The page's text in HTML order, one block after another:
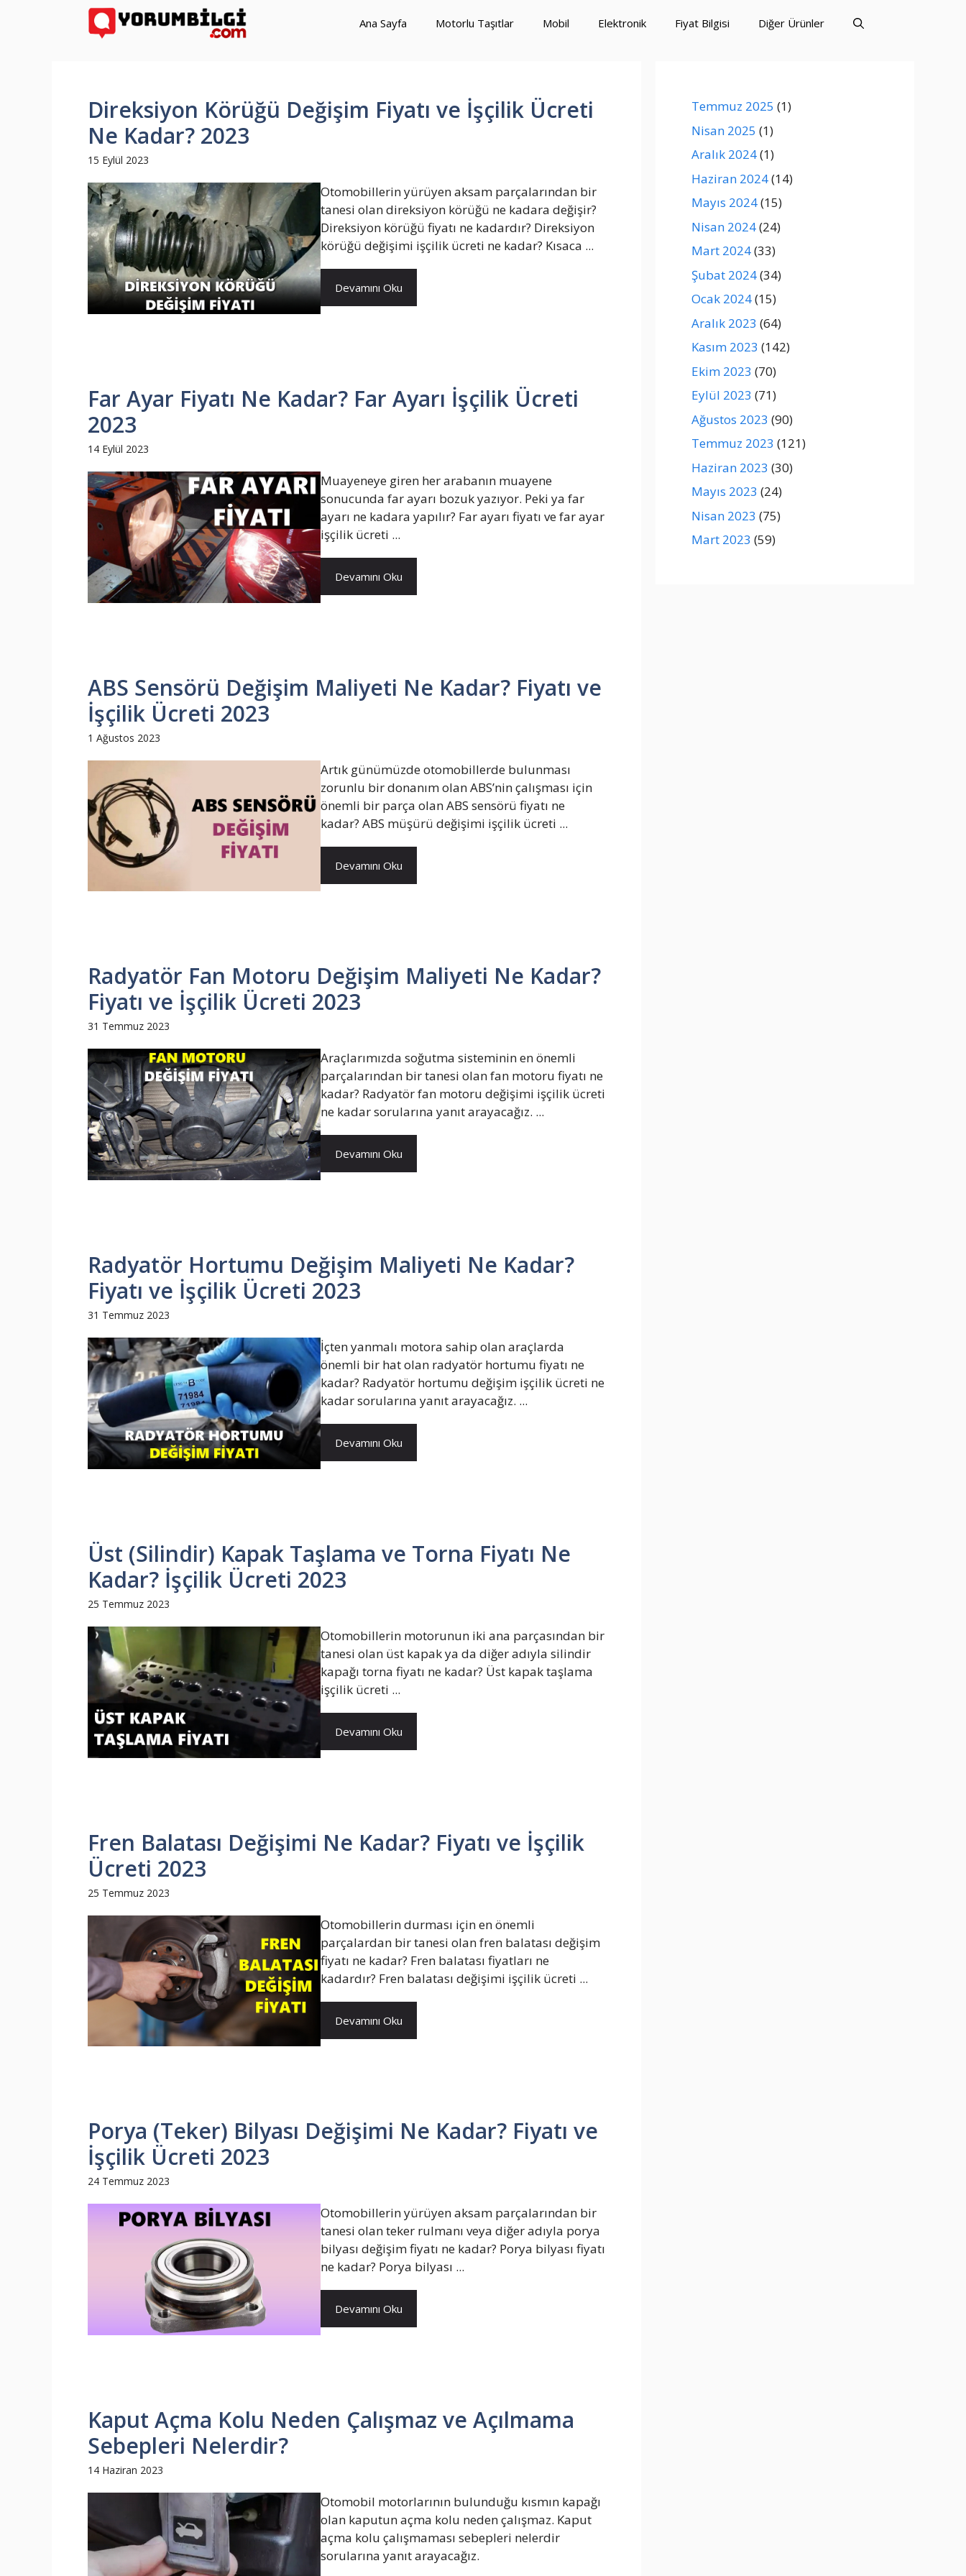
Ana Sayfa Motorlu Taşıtlar Mobil Elektronik Fiyat Bilgisi Diğer Ürünler
Direksiyon Körüğü Değişim Fiyatı ve İşçilik Ücreti
Ne Kadar? 2023
15 Eylül 2023
Otomobillerin yürüyen aksam parçalarından bir
tanesi olan direksiyon körüğü ne kadara değişir?
Direksiyon körüğü fiyatı ne kadardır? Direksiyon
körüğü değişimi işçilik ücreti ne kadar? Kısaca ...
Devamını Oku
Far Ayar Fiyatı Ne Kadar? Far Ayarı İşçilik Ücreti
2023
14 Eylül 2023
Muayeneye giren her arabanın muayene
sonucunda far ayarı bozuk yazıyor. Peki ya far
ayarı ne kadara yapılır? Far ayarı fiyatı ve far ayar
işçilik ücreti ...
Devamını Oku
ABS Sensörü Değişim Maliyeti Ne Kadar? Fiyatı ve
İşçilik Ücreti 2023
1 Ağustos 2023
Artık günümüzde otomobillerde bulunması
zorunlu bir donanım olan ABS’nin çalışması için
önemli bir parça olan ABS sensörü fiyatı ne
kadar? ABS müşürü değişimi işçilik ücreti ...
Devamını Oku
Radyatör Fan Motoru Değişim Maliyeti Ne Kadar?
Fiyatı ve İşçilik Ücreti 2023
31 Temmuz 2023
Araçlarımızda soğutma sisteminin en önemli
parçalarından bir tanesi olan fan motoru fiyatı ne
kadar? Radyatör fan motoru değişimi işçilik ücreti
ne kadar sorularına yanıt arayacağız. ...
Devamını Oku
Radyatör Hortumu Değişim Maliyeti Ne Kadar?
Fiyatı ve İşçilik Ücreti 2023
31 Temmuz 2023
İçten yanmalı motora sahip olan araçlarda
önemli bir hat olan radyatör hortumu fiyatı ne
kadar? Radyatör hortumu değişim işçilik ücreti ne
kadar sorularına yanıt arayacağız. ...
Devamını Oku
Üst (Silindir) Kapak Taşlama ve Torna Fiyatı Ne
Kadar? İşçilik Ücreti 2023
25 Temmuz 2023
Otomobillerin motorunun iki ana parçasından bir
tanesi olan üst kapak ya da diğer adıyla silindir
kapağı torna fiyatı ne kadar? Üst kapak taşlama
işçilik ücreti ...
Devamını Oku
Fren Balatası Değişimi Ne Kadar? Fiyatı ve İşçilik
Ücreti 2023
25 Temmuz 2023
Otomobillerin durması için en önemli
parçalardan bir tanesi olan fren balatası değişim
fiyatı ne kadar? Fren balatası fiyatları ne
kadardır? Fren balatası değişimi işçilik ücreti ...
Devamını Oku
Porya (Teker) Bilyası Değişimi Ne Kadar? Fiyatı ve
İşçilik Ücreti 2023
24 Temmuz 2023
Otomobillerin yürüyen aksam parçalarından bir
tanesi olan teker rulmanı veya diğer adıyla porya
bilyası değişim fiyatı ne kadar? Porya bilyası fiyatı
ne kadar? Porya bilyası ...
Devamını Oku
Kaput Açma Kolu Neden Çalışmaz ve Açılmama
Sebepleri Nelerdir?
14 Haziran 2023
Otomobil motorlarının bulunduğu kısmın kapağı
olan kaputun açma kolu neden çalışmaz. Kaput
açma kolu çalışmaması sebepleri nelerdir
sorularına yanıt arayacağız.
Temmuz 2025 (1)
Nisan 2025 (1)
Aralık 2024(1)
Haziran 2024(14)
Mayıs 2024(15)
Nisan 2024(24)
Mart 2024(33)
Şubat 2024(34)
Ocak 2024(15)
Aralık 2023 (64)
Kasım 2023 (142)
Ekim 2023 (70)
Eylül 2023 (71)
Ağustos 2023 (90)
Temmuz 2023 (121)
Haziran 2023 (30)
Mayıs 2023 (24)
Nisan 2023 (75)
Mart 2023 (59)